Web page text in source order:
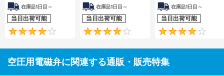
在庫品1日目～
当日出荷可能
4
在庫品1日目～
当日出荷可能
4.3
在庫品1日目～
当日出荷可能
空圧用電磁弁に関連する通販・販売特集